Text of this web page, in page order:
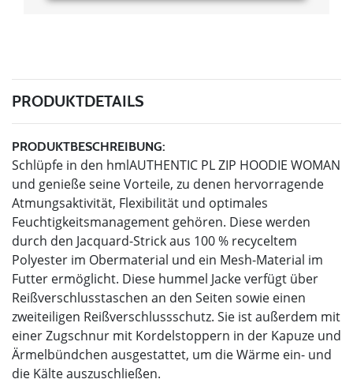
PRODUKTDETAILS
PRODUKTBESCHREIBUNG:
Schlüpfe in den hmlAUTHENTIC PL ZIP HOODIE WOMAN
und genieße seine Vorteile, zu denen hervorragende
Atmungsaktivität, Flexibilität und optimales
Feuchtigkeitsmanagement gehören. Diese werden
durch den Jacquard-Strick aus 100 % recyceltem
Polyester im Obermaterial und ein Mesh-Material im
Futter ermöglicht. Diese hummel Jacke verfügt über
Reißverschlusstaschen an den Seiten sowie einen
zweiteiligen Reißverschlussschutz. Sie ist außerdem mit
einer Zugschnur mit Kordelstoppern in der Kapuze und
Ärmelbündchen ausgestattet, um die Wärme ein- und
die Kälte auszuschließen.